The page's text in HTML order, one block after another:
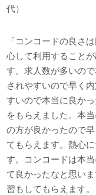
代）
「コンコードの良さ
心して利用すること
す。求人数が多いの
されやすいので早く
すいので本当に良か
をもらえました。本
の方が良かったので
てもらえます。熱心
す。コンコードは本
て良かったなと思い
習もしてもらえます